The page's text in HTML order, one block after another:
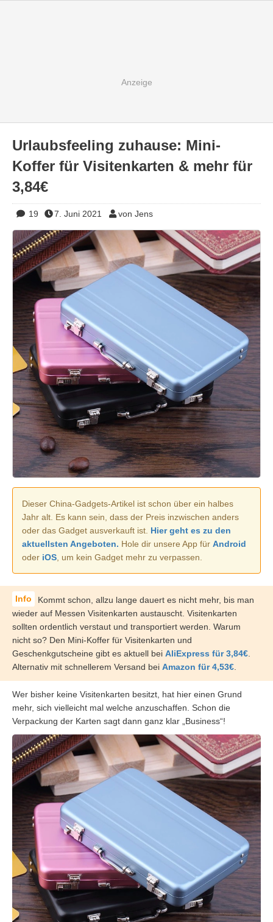
Urlaubsfeeling zuhause: Mini-
Koffer für Visitenkarten & mehr für
3,84€
19 7. Juni 2021 von Jens
Dieser China-Gadgets-Artikel ist schon über ein halbes
Jahr alt. Es kann sein, dass der Preis inzwischen anders
oder das Gadget ausverkauft ist. Hier geht es zu den
aktuellsten Angeboten. Hole dir unsere App für Android
oder iOS , um kein Gadget mehr zu verpassen.
Kommt schon, allzu lange dauert es nicht mehr, bis man
wieder auf Messen Visitenkarten austauscht. Visitenkarten
sollten ordentlich verstaut und transportiert werden. Warum
nicht so? Den Mini-Koffer für Visitenkarten und
Geschenkgutscheine gibt es aktuell bei AliExpress für 3,84€
Alternativ mit schnellerem Versand bei Amazon für 4,53€
Wer bisher keine Visitenkarten besitzt, hat hier einen Grund
mehr, sich vielleicht mal welche anzuschaffen. Schon die
Verpackung der Karten sagt dann ganz klar „Business“!